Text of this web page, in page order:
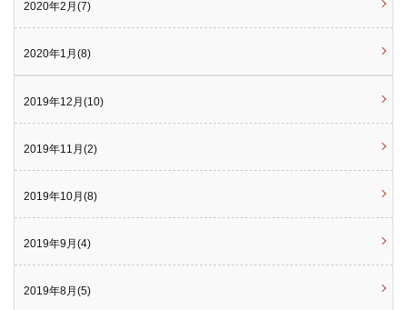
2020年2月(7)
2020年1月(8)
2019年12月(10)
2019年11月(2)
2019年10月(8)
2019年9月(4)
2019年8月(5)